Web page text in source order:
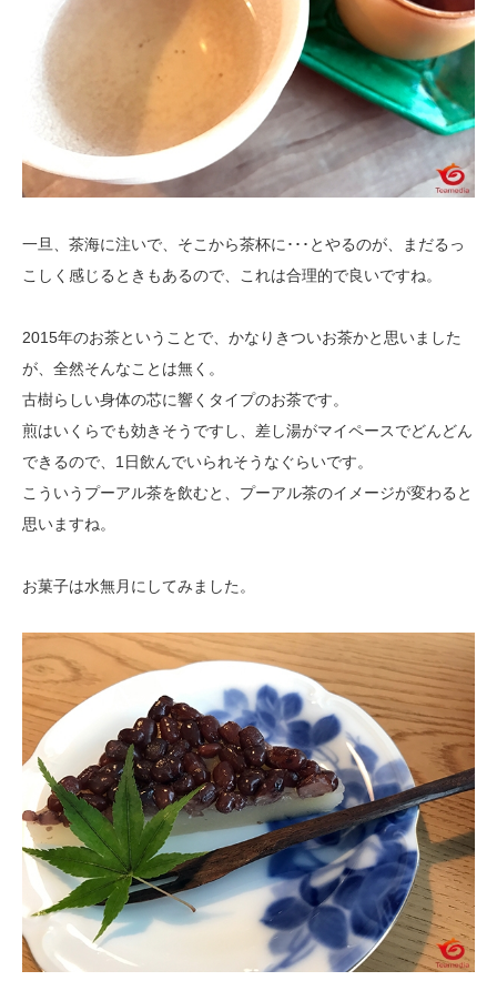
一旦、茶海に注いで、そこから茶杯に･･･とやるのが、まだるっ
こしく感じるときもあるので、これは合理的で良いですね。
2015年のお茶ということで、かなりきついお茶かと思いました
が、全然そんなことは無く。
古樹らしい身体の芯に響くタイプのお茶です。
煎はいくらでも効きそうですし、差し湯がマイペースでどんどん
できるので、1日飲んでいられそうなぐらいです。
こういうプーアル茶を飲むと、プーアル茶のイメージが変わると
思いますね。
お菓子は水無月にしてみました。